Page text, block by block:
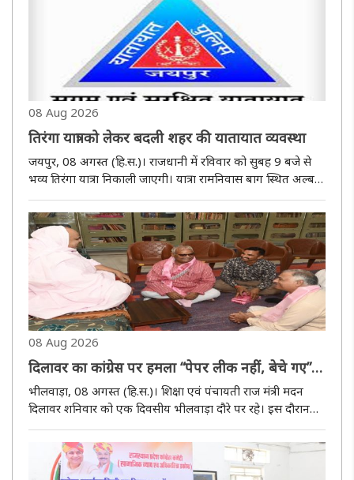
08 Aug 2026
तिरंगा यात्रा को लेकर बदली शहर की यातायात व्यवस्था
जयपुर, 08 अगस्त (हि.स.)। राजधानी में रविवार को सुबह 9 बजे से
भव्य तिरंगा यात्रा निकाली जाएगी। यात्रा रामनिवास बाग स्थित अल्बर्ट
हॉल के सामने से रवाना होकर रामनिवास बाग चौराहा और सांगानेरी
गेट होते हुए बड़ी चौपड़ पहुंचेगी। यहां यात्रा विशाल सभा में..
08 Aug 2026
दिलावर का कांग्रेस पर हमला “पेपर लीक नहीं, बेचे गए”,
पंचायत चुनाव में भाजपा की जीत का दावा
भीलवाड़ा, 08 अगस्त (हि.स.)। शिक्षा एवं पंचायती राज मंत्री मदन
दिलावर शनिवार को एक दिवसीय भीलवाड़ा दौरे पर रहे। इस दौरान
उन्होंने धार्मिक स्थलों पर दर्शन-पूजन करने के साथ विभिन्न स्थानों पर
पौधारोपण कार्यक्रमों में हिस्सा लिया और सरकारी स्कूलों की ..